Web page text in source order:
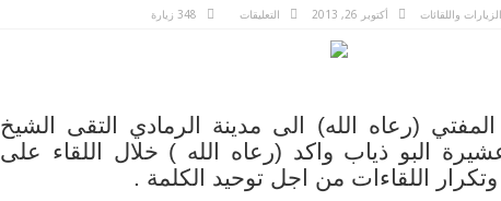
الزيارات واللقائات أكتوبر 26, 2013 التعليقات
عشيرة
البو
مغلقة
348 زيارة
المفتي (رعاه الله) الى مدينة الرمادي التقى الشيخ
البو ذياب واكد (رعاه الله ) خلال اللقاء على
اللقاءات من اجل توحيد الكلمة .